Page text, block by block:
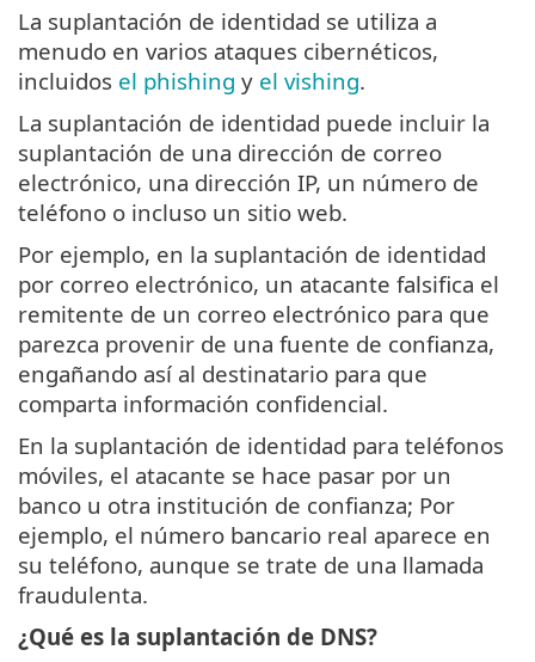
La suplantación de identidad se utiliza a
menudo en varios ataques cibernéticos,
incluidos el phishing y el vishing.
La suplantación de identidad puede incluir la
suplantación de una dirección de correo
electrónico, una dirección IP, un número de
teléfono o incluso un sitio web.
Por ejemplo, en la suplantación de identidad
por correo electrónico, un atacante falsifica el
remitente de un correo electrónico para que
parezca provenir de una fuente de confianza,
engañando así al destinatario para que
comparta información confidencial.
En la suplantación de identidad para teléfonos
móviles, el atacante se hace pasar por un
banco u otra institución de confianza; Por
ejemplo, el número bancario real aparece en
su teléfono, aunque se trate de una llamada
fraudulenta.
¿Qué es la suplantación de DNS?